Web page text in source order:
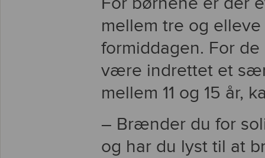
mellem tre og
formiddagen. For
være indrettet et
mellem 11 og 15 år,
– Brænder du for
og har du lyst til at